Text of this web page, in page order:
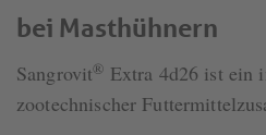
bei Masthühnern
Sangrovit® Extra 4d26 ist ein
zootechnischer